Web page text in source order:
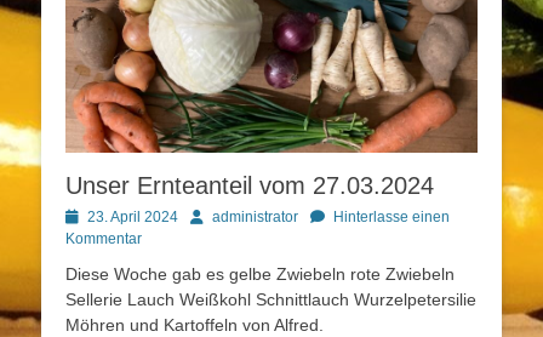
Unser Ernteanteil vom 27.03.2024
Posted
on
23. April 2024 Autoradministrator
Hinterlasse einen
Kommentar
Diese Woche gab es gelbe Zwiebeln rote Zwiebeln
Sellerie Lauch Weißkohl Schnittlauch Wurzelpetersilie
Möhren und Kartoffeln von Alfred.